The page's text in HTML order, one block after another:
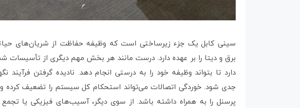
سینی کابل یک جزء زیرساختی است که وظیفه حفاظت از شریان‌های
برق و دیتا را بر عهده دارد. درست مانند هر بخش مهم دیگری از تأسیسات
دارد تا بتواند وظیفه خود را به درستی انجام دهد. نادیده گرفتن فرآیند
جدی شود. خوردگی اتصالات می‌تواند استحکام کل سیستم را تضعیف
پرسنل را به همراه داشته باشد. از سوی دیگر، آسیب‌های فیزیکی یا